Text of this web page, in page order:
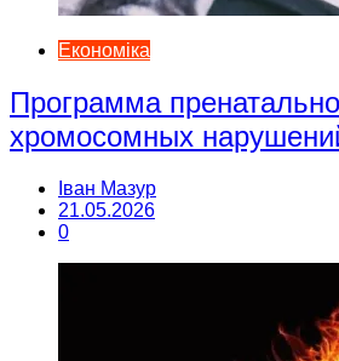
Економіка
Программа
хромосомных
Іван Мазур
21.05.2026
0